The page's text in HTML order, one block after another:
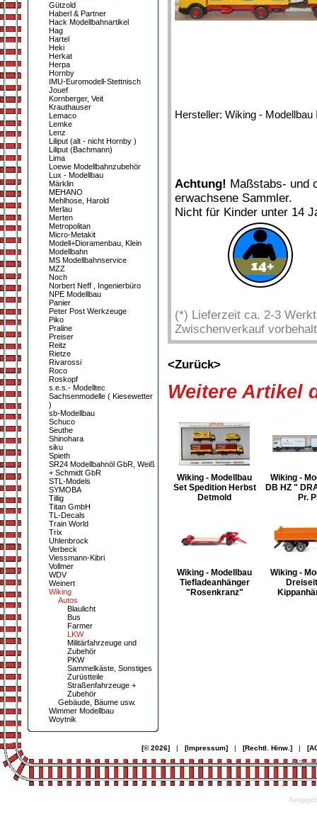
Gützold
Haberl & Partner
Hack Modellbahnartikel
Hag
Hartel
Heki
Herkat
Herpa
Hornby
IMU-Euromodell-Stettnisch
Jouef
Kornberger, Veit
Krauthauser
Lemaco
Lemke
Lenz
Liliput (alt - nicht Hornby )
Liliput (Bachmann)
Lima
Loewe Modellbahnzubehör
Lux - Modellbau
Märklin
MEHANO
Mehlhose, Harold
Merlau
Merten
Metropolitan
Micro-Metakit
Modell+Dioramenbau, Klein
Modellbahn
MS Modellbahnservice
MZZ
Noch
Norbert Neff , Ingenierbüro
NPE Modellbau
Panier
Peter Post Werkzeuge
Piko
Praline
Preiser
Reitz
Rietze
Rivarossi
Roco
Roskopf
s.e.s.- Modelltec
Sachsenmodelle ( Kiesewetter
)
sb-Modellbau
Schuco
Seuthe
Shinohara
siku
Spieth
SR24 Modellbahnöl GbR, Weiß
+ Schmidt GbR
STL-Models
SYMOBA
Tillig
Titan GmbH
TL-Decals
Train World
Trix
Uhlenbrock
Verbeck
Viessmann-Kibri
Vollmer
WDV
Weinert
Wiking
Autos
Blaulicht
Bus
Farmer
LKW
Militärfahrzeuge und
Zubehör
PKW
Sammelkäste, Sonstiges
Zurüstteile
Straßenfahrzeuge +
Zubehör
Gebäude, Bäume usw.
Wimmer Modellbau
Woytnik
Hersteller: Wiking -
Achtung! Maßstabs- und
erwachsene Sammler.
Nicht für Kinder unter 14
(*) Lieferzeit ca. 2-3
Zwischenverkauf
<Zurück>
Weitere Artikel
Wiking - Modellbau
Set Spedition Herbst
Detmold
Wiking -
DB HZ "
Pr.
Wiking - Modellbau
Tiefladeanhänger
"Rosenkranz"
Wiking -
[© 2026]| [Impressum]| [Rechtl. Hinw.]|
©